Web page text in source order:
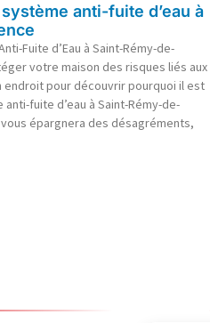
anti-fuite d’eau à
Fuite d’Eau à Saint-Rémy-de-
votre maison des risques liés aux
endroit pour découvrir pourquoi il est
fuite d’eau à Saint-Rémy-de-
épargnera des désagréments,